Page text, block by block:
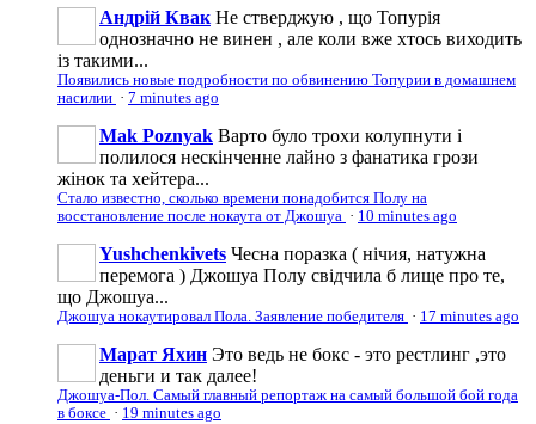
Андрій Квак Не стверджую , що Топурія
однозначно не винен , але коли вже хтось виходить
із такими...
Появились новые подробности по обвинению Топурии в домашнем
насилии · 7 minutes ago
Mak Poznyak Варто було трохи колупнути і
полилося нескінченне лайно з фанатика грози
жінок та хейтера...
Стало известно, сколько времени понадобится Полу на
восстановление после нокаута от Джошуа · 10 minutes ago
Yushchenkivets Чесна поразка ( нічия, натужна
перемога ) Джошуа Полу свідчила б лище про те,
що Джошуа...
Джошуа нокаутировал Пола. Заявление победителя · 17 minutes ago
Марат Яхин Это ведь не бокс - это рестлинг ,это
деньги и так далее!
Джошуа-Пол. Самый главный репортаж на самый большой бой года
в боксе · 19 minutes ago